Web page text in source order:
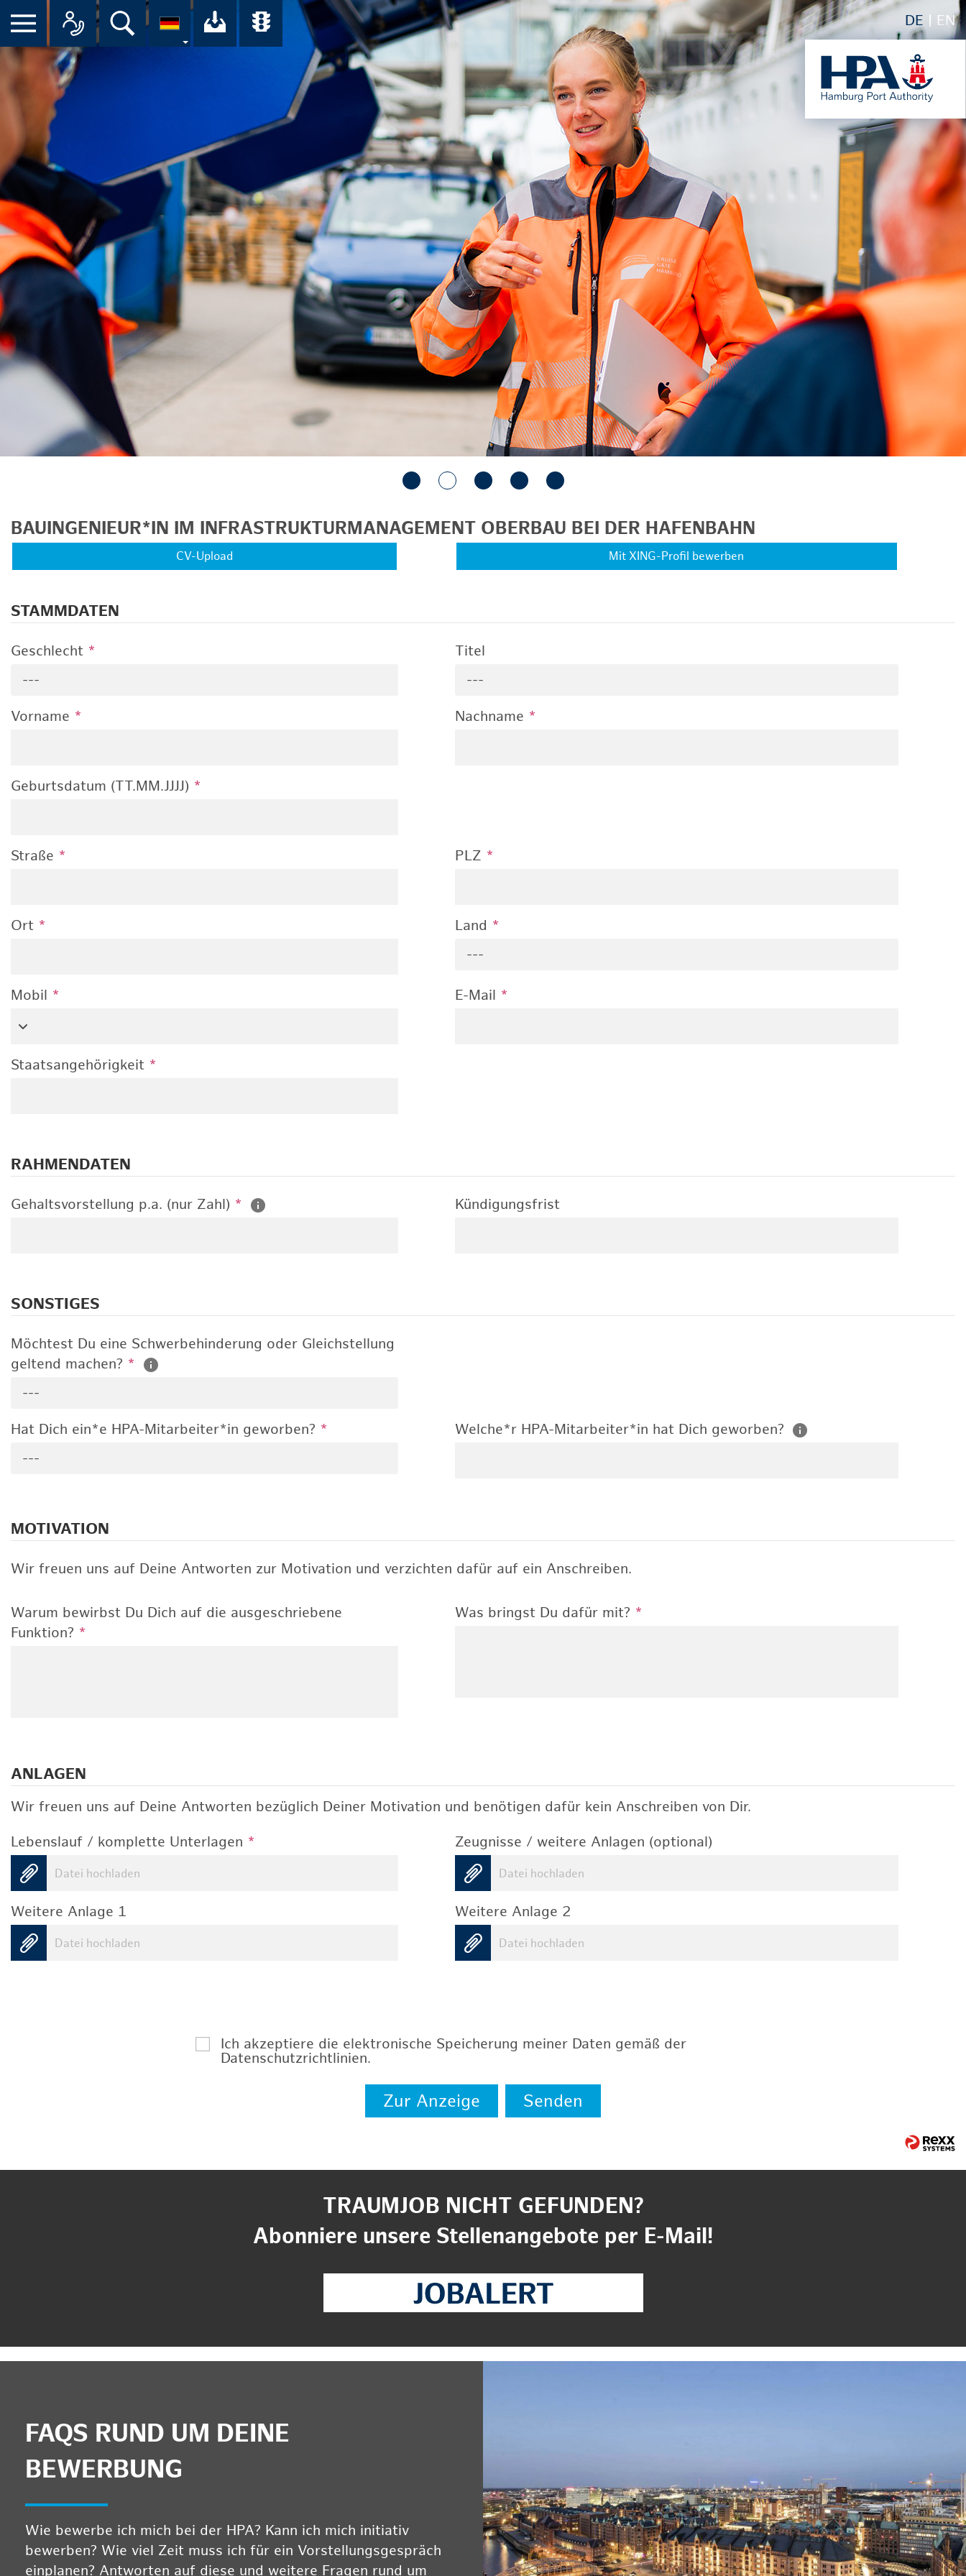
DE EN
Suche Ihr Download-Center der HPA
Übersicht aller Verkehrsmeldungen im Hafen am
BAUINGENIEUR*IN IM INFRASTRUKTURMANAGEMENT OBERBAU BEI DER HAFENBAHN
CV-Upload Mit XING-Profil bewerben
STAMMDATEN
Geschlecht *
---
Titel
---
Vorname * Nachname *
Geburtsdatum (TT.MM.JJJJ) *
Straße * PLZ *
Ort * Land *
---
Mobil * E-Mail *
Staatsangehörigkeit *
RAHMENDATEN
Gehaltsvorstellung p.a. (nur Zahl) * Kündigungsfrist
SONSTIGES
Möchtest Du eine Schwerbehinderung oder Gleichstellung
geltend machen? *
---
Hat Dich ein*e HPA-Mitarbeiter*in geworben? *
---
Welche*r HPA-Mitarbeiter*in hat Dich geworben?
MOTIVATION
Wir freuen uns auf Deine Antworten zur Motivation und verzichten dafür auf ein Anschreiben.
Warum bewirbst Du Dich auf die ausgeschriebene
Funktion? *
Was bringst Du dafür mit? *
ANLAGEN
Wir freuen uns auf Deine Antworten bezüglich Deiner Motivation und benötigen dafür kein Anschreiben von Dir.
Lebenslauf / komplette Unterlagen *
Datei hochladen
Zeugnisse / weitere Anlagen (optional)
Datei hochladen
Weitere Anlage 1
Datei hochladen
Weitere Anlage 2
Datei hochladen
Ich akzeptiere die elektronische Speicherung meiner Daten gemäß der
Datenschutzrichtlinien.
Zur Anzeige Senden
TRAUMJOB NICHT GEFUNDEN?
Abonniere unsere Stellenangebote per E-Mail!
FAQS RUND UM DEINE
BEWERBUNG
Wie bewerbe ich mich bei der HPA? Kann ich mich initiativ
bewerben? Wie viel Zeit muss ich für ein Vorstellungsgespräch
einplanen? Antworten auf diese und weitere Fragen rund um